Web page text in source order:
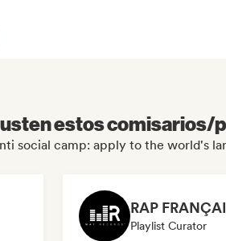
estos comisarios/
social camp: apply to the world's
Playlist Curator